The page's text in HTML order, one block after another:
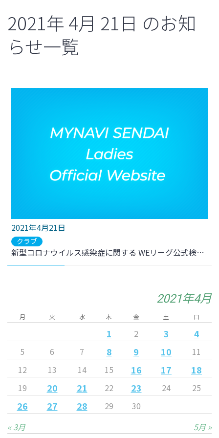
2021年 4月 21日 のお知
らせ一覧
2021年4月21日
クラブ
新型コロナウイルス感染症に関する WEリーグ公式検査結果 全52名陰性判定のお知らせ
2021年4月
月 火 水 木 金 土 日
1 2 3 4
5 6 7 8 9 10
11
12
13 14 15 16 17 18
19 20 21 22 23 24 25
26 27 28 29
30
« 3月
5月 »